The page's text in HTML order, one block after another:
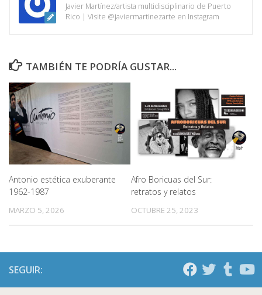
Javier Martínez/artista multidisciplinario de Puerto
Rico | Visite @javiermartinezarte en Instagram
TAMBIÉN TE PODRÍA GUSTAR...
Antonio estética exuberante
1962-1987
MARZO 5, 2026
Afro Boricuas del Sur:
retratos y relatos
OCTUBRE 25, 2023
SEGUIR: